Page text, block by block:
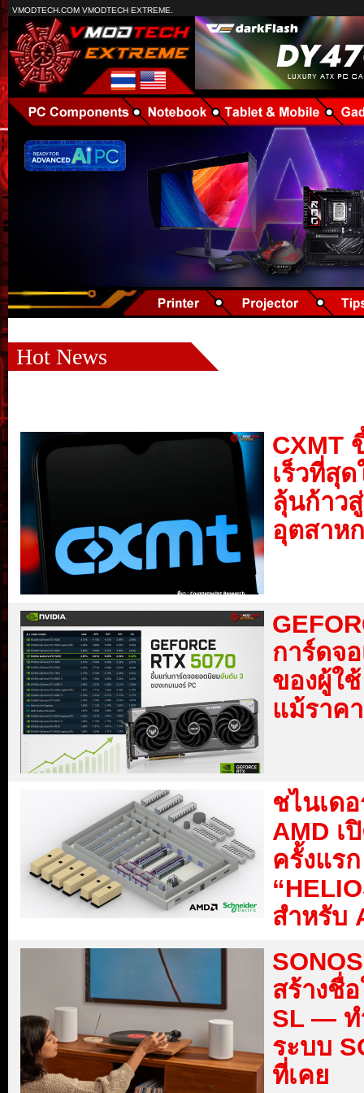
VMODTECH.COM VMODTECH EXTREME.
Hot News
CXMT
เร็วที่สุ
ลุ้นก้าว
อุตสาห
การ์ดจ
ของผู้ใ
แม้ราค
ชไนเด
AMD เ
ครั้งแร
สำหรับ
สร้างชื่
SL — ท
ระบบ
ที่เคย